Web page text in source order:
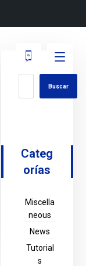
Buscar
Categ
orías
Miscella
neous
News
Tutorial
s